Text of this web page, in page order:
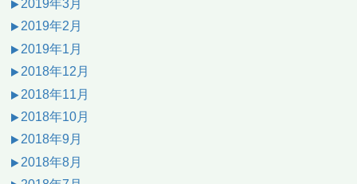
2019年3月
2019年2月
2019年1月
2018年12月
2018年11月
2018年10月
2018年9月
2018年8月